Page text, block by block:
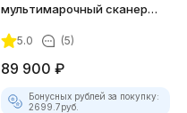
мультимарочный сканер
5.0 (5)
89 900 ₽
Бонусных рублей за покупку:
2699.7руб.